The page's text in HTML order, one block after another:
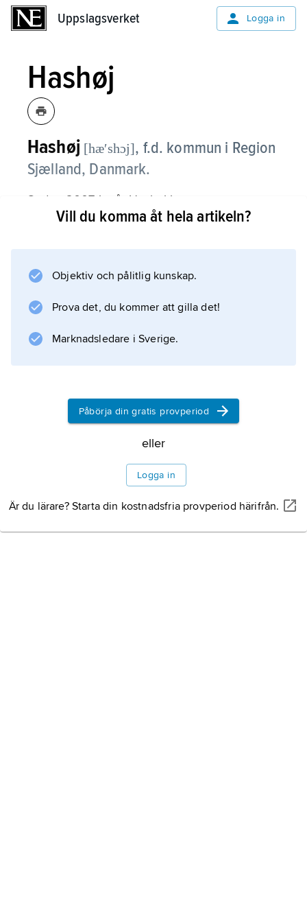
Uppslagsverket Logga in
Hashøj
Hashøj [hæʹshɔj], f.d. kommun i Region
Sjælland, Danmark.
Sedan 2007 ingår Hashøj i
Slagelse
Information om artikeln
Vill du komma åt hela artikeln?
Objektiv och pålitlig kunskap.
Prova det, du kommer att gilla det!
Marknadsledare i Sverige.
Påbörja din gratis provperiod
eller
Logga in
Är du lärare? Starta din kostnadsfria provperiod härifrån.